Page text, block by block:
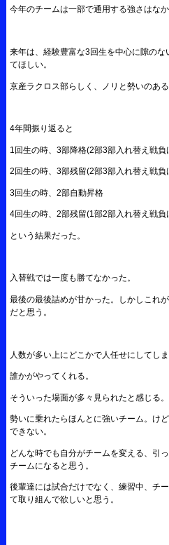
今年のチームは一部で通用する強さはなか
来年は、経験豊富な3回生を中心に隙の
てほしい。
京産ラクロス部らしく、ノリと勢いのあ
4年間振り返ると
1回生の時、3部降格(2部3部入れ替え戦負
2回生の時、3部残留(2部3部入れ替え戦負
3回生の時、2部自動昇格
4回生の時、2部残留(1部2部入れ替え戦負
という結果だった。
入替戦では一度も勝てなかった。
最後の最後詰めが甘かった。しかしこれ
だと思う。
人数が多い上にどこかで人任せにしてし
誰かがやってくれる。
そういった場面が多々見られたと感じる。
勢いに乗れたらほんとに強いチーム。け
できない。
どんな時でも自分がチームを変える、引
チームになると思う。
後輩達には試合だけでなく、練習中、チ
て取り組んで欲しいと思う。